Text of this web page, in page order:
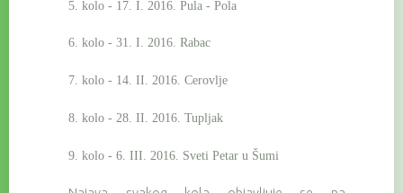
5. kolo - 17. I. 2016. Pula - Pola
6. kolo - 31. I. 2016. Rabac
7. kolo - 14. II. 2016. Cerovlje
8. kolo - 28. II. 2016. Tupljak
9. kolo - 6. III. 2016. Sveti Petar u Šumi